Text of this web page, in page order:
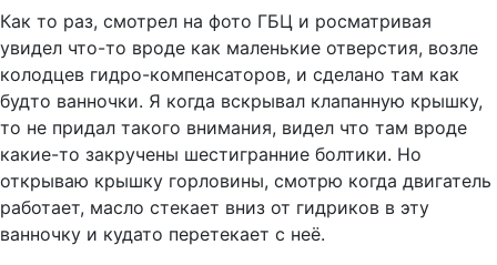
Как то раз, смотрел на фото ГБЦ и росматривая
увидел что-то вроде как маленькие отверстия, возле
колодцев гидро-компенсаторов, и сделано там как
будто ванночки. Я когда вскрывал клапанную крышку,
то не придал такого внимания, видел что там вроде
какие-то закручены шестигранние болтики. Но
открываю крышку горловины, смотрю когда двигатель
работает, масло стекает вниз от гидриков в эту
ванночку и кудато перетекает с неё.